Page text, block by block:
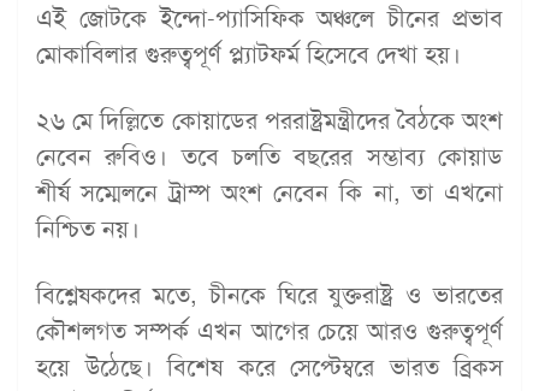
এই জোটকে ইন্দো-প্যাসিফিক অঞ্চলে চীনের প্রভাব
মোকাবিলার গুরুত্বপূর্ণ প্ল্যাটফর্ম হিসেবে দেখা হয়।
২৬ মে দিল্লিতে কোয়াডের পররাষ্ট্রমন্ত্রীদের বৈঠকে অংশ
নেবেন রুবিও। তবে চলতি বছরের সম্ভাব্য কোয়াড
শীর্ষ সম্মেলনে ট্রাম্প অংশ নেবেন কি না, তা এখনো
নিশ্চিত নয়।
বিশ্লেষকদের মতে, চীনকে ঘিরে যুক্তরাষ্ট্র ও ভারতের
কৌশলগত সম্পর্ক এখন আগের চেয়ে আরও গুরুত্বপূর্ণ
হয়ে উঠেছে। বিশেষ করে সেপ্টেম্বরে ভারত ব্রিকস